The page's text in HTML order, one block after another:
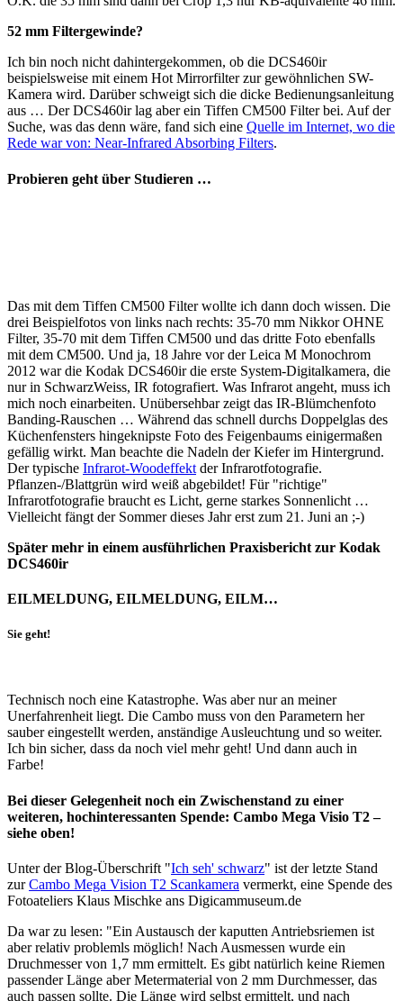
52 mm Filtergewinde?
Ich bin noch nicht dahintergekommen, ob die DCS460ir
beispielsweise mit einem Hot Mirrorfilter zur gewöhnlichen SW-
Kamera wird. Darüber schweigt sich die dicke Bedienungsanleitung
aus … Der DCS460ir lag aber ein Tiffen CM500 Filter bei. Auf der
Suche, was das denn wäre, fand sich eine Quelle im Internet, wo die
Rede war von: Near-Infrared Absorbing Filters.
Probieren geht über Studieren …
Das mit dem Tiffen CM500 Filter wollte ich dann doch wissen. Die
drei Beispielfotos von links nach rechts: 35-70 mm Nikkor OHNE
Filter, 35-70 mit dem Tiffen CM500 und das dritte Foto ebenfalls
mit dem CM500. Und ja, 18 Jahre vor der Leica M Monochrom
2012 war die Kodak DCS460ir die erste System-Digitalkamera, die
nur in SchwarzWeiss, IR fotografiert. Was Infrarot angeht, muss ich
mich noch einarbeiten. Unübersehbar zeigt das IR-Blümchenfoto
Banding-Rauschen … Während das schnell durchs Doppelglas des
Küchenfensters hingeknipste Foto des Feigenbaums einigermaßen
gefällig wirkt. Man beachte die Nadeln der Kiefer im Hintergrund.
Der typische Infrarot-Woodeffekt der Infrarotfotografie.
Pflanzen-/Blattgrün wird weiß abgebildet! Für "richtige"
Infrarotfotografie braucht es Licht, gerne starkes Sonnenlicht …
Vielleicht fängt der Sommer dieses Jahr erst zum 21. Juni an ;-)
Später mehr in einem ausführlichen Praxisbericht zur Kodak
DCS460ir
EILMELDUNG, EILMELDUNG, EILM…
Sie geht!
Technisch noch eine Katastrophe. Was aber nur an meiner
Unerfahrenheit liegt. Die Cambo muss von den Parametern her
sauber eingestellt werden, anständige Ausleuchtung und so weiter.
Ich bin sicher, dass da noch viel mehr geht! Und dann auch in
Farbe!
Bei dieser Gelegenheit noch ein Zwischenstand zu einer
weiteren, hochinteressanten Spende: Cambo Mega Visio T2 –
siehe oben!
Unter der Blog-Überschrift "Ich seh' schwarz" ist der letzte Stand
zurCambo Mega Vision T2 Scankamera vermerkt, eine Spende des
Fotoateliers Klaus Mischke ans Digicammuseum.de
Da war zu lesen: "Ein Austausch der kaputten Antriebsriemen ist
aber relativ problemls möglich! Nach Ausmessen wurde ein
Druchmesser von 1,7 mm ermittelt. Es gibt natürlich keine Riemen
passender Länge aber Metermaterial von 2 mm Durchmesser, das
auch passen sollte. Die Länge wird selbst ermittelt, und nach